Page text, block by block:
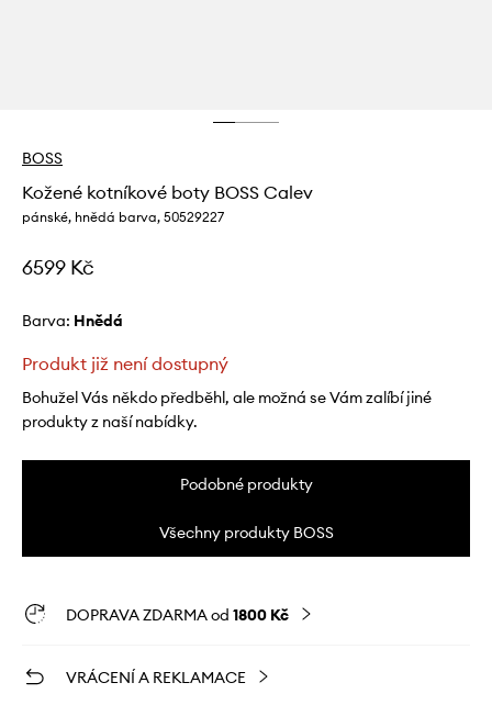
BOSS
Kožené kotníkové boty BOSS Calev
pánské, hnědá barva, 50529227
6599 Kč
Barva: hnědá
Produkt již není dostupný
Bohužel Vás někdo předběhl, ale možná se Vám zalíbí jiné
produkty z naší nabídky.
Podobné produkty
Všechny produkty BOSS
DOPRAVA ZDARMA od 1800 Kč
VRÁCENÍ A REKLAMACE